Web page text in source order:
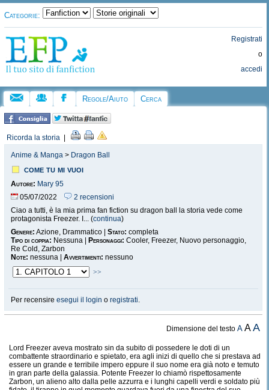
Categorie:
Registrati
o
accedi
Regole/Aiuto Cerca
Ricorda la storia
Anime & Manga > Dragon Ball
come tu mi vuoi
Autore: Mary 95
05/07/2022
2 recensioni
Ciao a tutti, è la mia prima fan fiction su dragon ball la storia vede come
protagonista Freezer. I... (continua)
Genere: Azione, Drammatico | Stato: completa
Tipo di coppia: Nessuna | Personaggi: Cooler, Freezer, Nuovo personaggio,
Re Cold, Zarbon
Note: nessuna | Avvertimenti: nessuno
>>
Per recensire esegui il login o registrati.
Dimensione del testoA AA
Lord Freezer aveva mostrato sin da subito di possedere le doti di un
combattente straordinario e spietato, era agli inizi di quello che si prestava ad
essere un grande e terribile impero eppure il suo nome era già noto e temuto
in gran parte della galassia. Potente Freezer lo chiamò rispettosamente
Zarbon, un alieno alto dalla pelle azzurra e i lunghi capelli verdi e soldato più